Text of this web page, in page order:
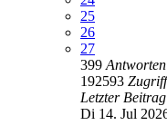
25
26
27
399 Antworten
192593
Letzter Beitrag
Di 14. Jul